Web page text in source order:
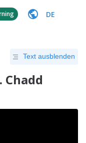
DE
Text ausblenden
Chadd